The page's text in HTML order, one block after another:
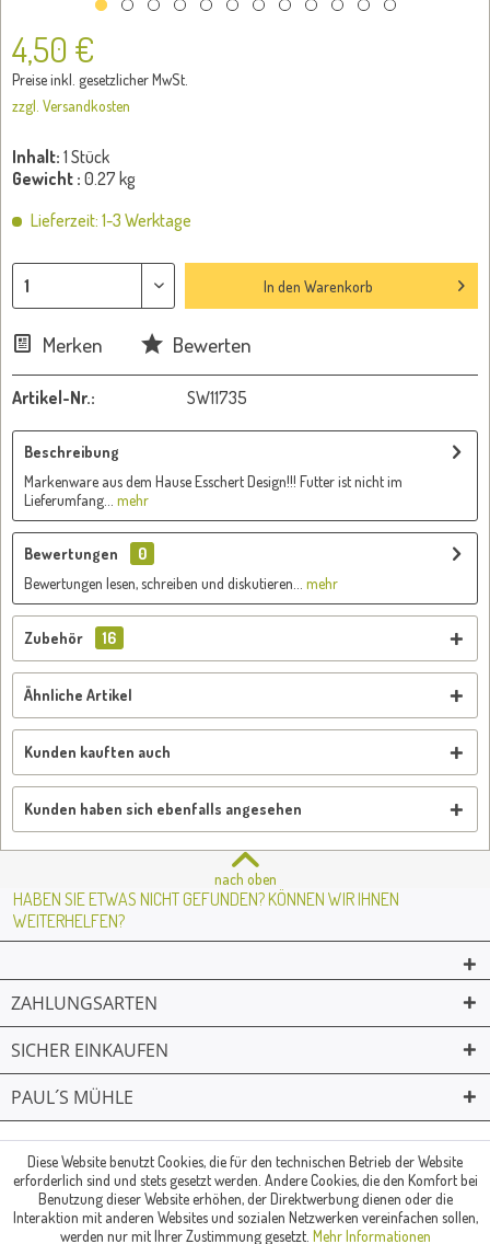
4,50 €
Preise inkl. gesetzlicher MwSt.
zzgl. Versandkosten
Inhalt: 1 Stück
Gewicht : 0.27 kg
Lieferzeit: 1-3 Werktage
In den Warenkorb
Merken Bewerten
Artikel-Nr.: SW11735
Beschreibung
Markenware aus dem Hause Esschert Design!!! Futter ist nicht im
Lieferumfang...
mehr
Bewertungen
0
Bewertungen lesen, schreiben und diskutieren...
mehr
Zubehör 16
Ähnliche Artikel
Kunden kauften auch
Kunden haben sich ebenfalls angesehen
nach oben
HABEN SIE ETWAS NICHT GEFUNDEN? KÖNNEN WIR IHNEN
WEITERHELFEN?
ZAHLUNGSARTEN
SICHER EINKAUFEN
PAUL´S MÜHLE
© Paul's Mühle | Inhaber: Christof Paul e.K. | Westring 2 | 45659
Recklinghausen
Fax: 02361 -28831 | E-Mail: info@pauls-muehle.de
Diese Website benutzt Cookies, die für den technischen Betrieb der Website
erforderlich sind und stets gesetzt werden. Andere Cookies, die den Komfort bei
Benutzung dieser Website erhöhen, der Direktwerbung dienen oder die
Interaktion mit anderen Websites und sozialen Netzwerken vereinfachen sollen,
werden nur mit Ihrer Zustimmung gesetzt. Mehr Informationen